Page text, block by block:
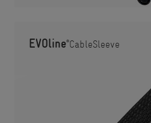
EVOline®CableSleeve